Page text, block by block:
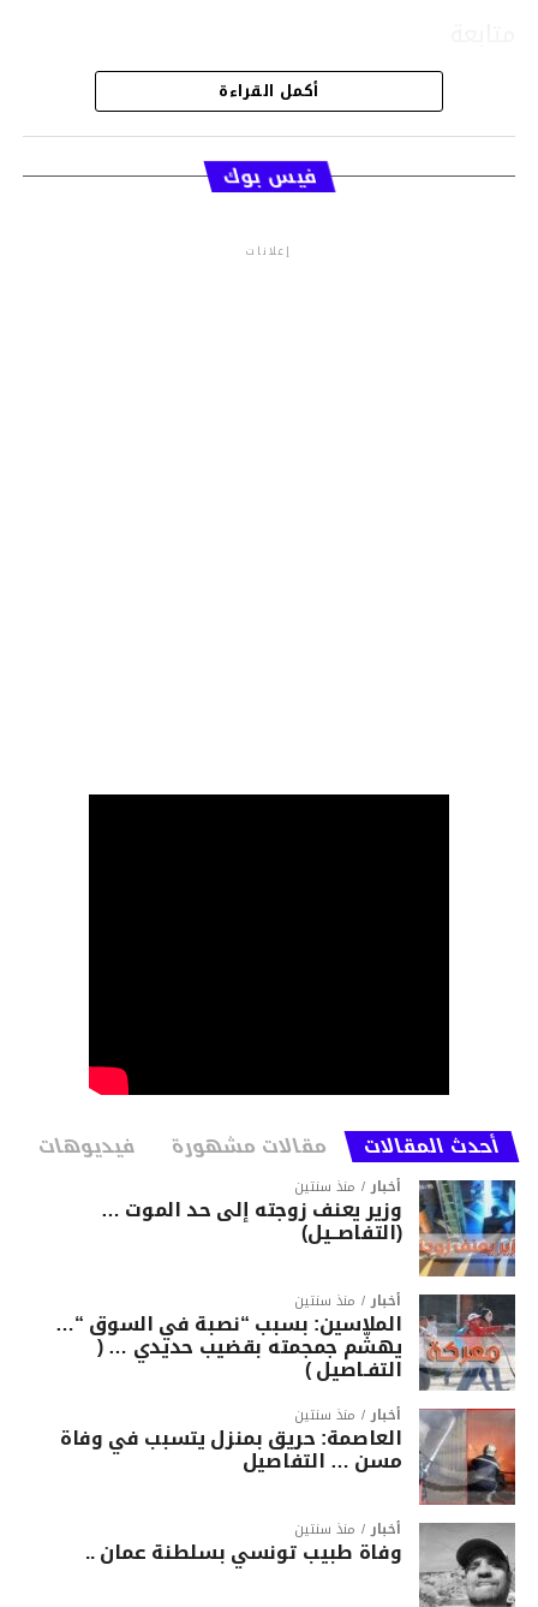
قسم الاخبار
أكمل القراءة
فيس بوك
إعلانات
أحدث المقالات مقالات مشهورة فيديوهات
أخبار منذ سنتين
وزير يعنف زوجته إلى حد الموت …
(التفاصــيل)
أخبار منذ سنتين
الملاسين: بسبب “نصبة في السوق “…
يهشّم جمجمته بقضيب حديدي … (
التفـاصيل )
أخبار منذ سنتين
العاصمة: حريق بمنزل يتسبب في وفاة
مسن … التفاصيل
أخبار منذ سنتين
وفاة طبيب تونسي بسلطنة عمان ..